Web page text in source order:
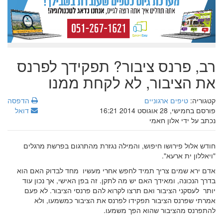
רב, פרנס ציבור? תפקידך לפרנס
את הציבור, לא לקחת ממנו
הדפסה
דואל
קטגוריה: טיפים ארגוניים
פורסם בחמישי, 28 אוגוסט 2014 16:21
נכתב על ידי אלון חאמי
חודש אלול פירושו חיפוש, והמילה נגזרת מהתרגום בפרשת מרגלים
"ויאללון ית ארעא".
אדם ירא שמים צריך תמיד לחפש אחרי מעשיו מחד לבדוק האם הוא
בדרך הנכונה, ומאידך האם יש מה לתקן. זה בפן האישי, אך נכון עוד
יותר לעסקני הציבור ואם תרצו לקרוא להם פרנסי הציבור. לא פעם
אמרתי שפרנס הציבור תפקידו לפרנס את הציבור כמשמעו, ולא
להתפרנס מהציבור שהוא הפך משמעו.